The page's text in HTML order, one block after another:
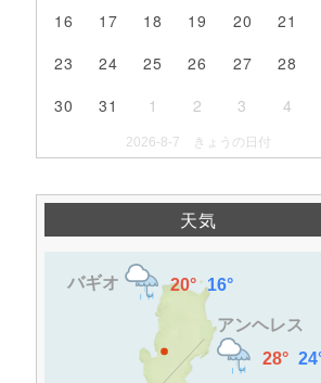
16
17 18 19 20 21
23
24 25 26 27 28
30
31 1 2 3 4
2026-8-7 きょうの日付
天気